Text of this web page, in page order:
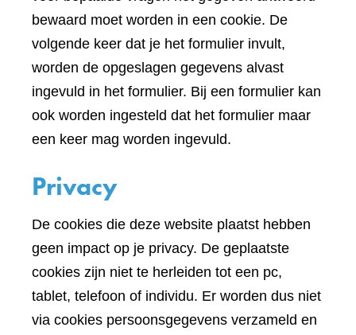
bewaard moet worden in een cookie. De
volgende keer dat je het formulier invult,
worden de opgeslagen gegevens alvast
ingevuld in het formulier. Bij een formulier kan
ook worden ingesteld dat het formulier maar
een keer mag worden ingevuld.
Privacy
De cookies die deze website plaatst hebben
geen impact op je privacy. De geplaatste
cookies zijn niet te herleiden tot een pc,
tablet, telefoon of individu. Er worden dus niet
via cookies persoonsgegevens verzameld en